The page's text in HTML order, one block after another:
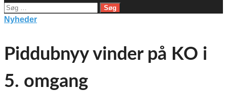
Søg
efter:
Nyheder
Piddubnyy vinder på KO i
5. omgang